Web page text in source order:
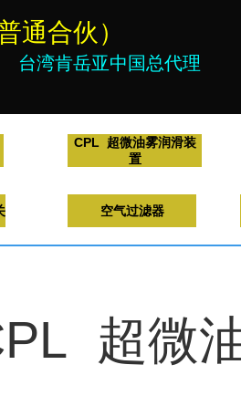
通合伙）
台湾肯岳亚中国总代理
CPL 超微油雾润滑装
置
空气过滤器
超微